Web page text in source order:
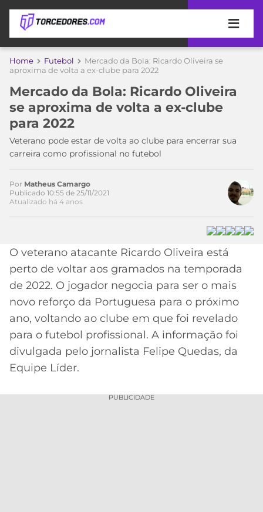
APOSTAS
DE
APOSTA
MELHORES
SITES
DE
APOSTAS
2026
BETBOOM
CÓDIGO
DE
INDICAÇÃO
BET365
CÓDIGO
BETANO
COPA
DO
MUNDO
TIMES
MEU
TIME
PALMEIRAS
CORINTHIANS
SÃO
PAULO
SANTOS
FLAMENGO
CAMPEONATOS
SÉRIE
A
LIBERTADORES
COPA
DO
BRASIL
ESPORTIVA
MERCADO
BOLA
PALPITES
Home Futebol
Mercado da Bola: Ricardo Oliveira se
aproxima de volta a ex-clube para 2022
Mercado da Bola: Ricardo Oliveira
se aproxima de volta a ex-clube
para 2022
Veterano pode estar de volta ao clube para encerrar sua
carreira como profissional no futebol
Acesse o perfil do autor
no Twitter
Por Matheus Camargo
Publicado 10:55 de 25/11/2021
Atualizado há 4 anos
O veterano atacante Ricardo Oliveira está
perto de voltar aos gramados na temporada
de 2022. O jogador negocia para ser o mais
novo reforço da Portuguesa para o próximo
ano, voltando ao clube em que foi revelado
para o futebol profissional. A informação foi
divulgada pelo jornalista Felipe Quedas, da
Equipe Líder.
PUBLICIDADE